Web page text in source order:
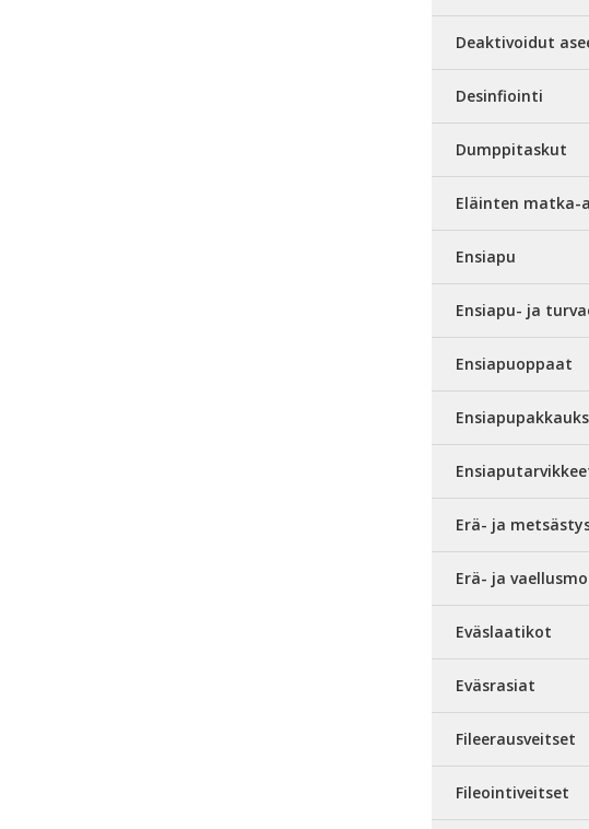
Deaktivoidut
Desinfiointi
Dumppitaskut
Eläinten matka-
Ensiapu
Ensiapu- ja
Ensiapuoppaat
Erä- ja
Erä- ja
Eväslaatikot
Eväsrasiat
Fileerausveitset
Fileointiveitset